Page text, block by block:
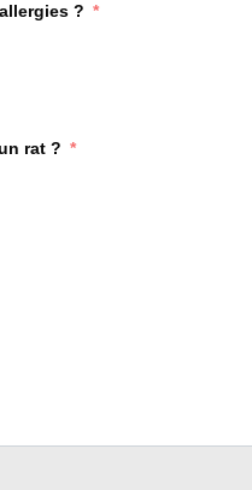
?
rat ?